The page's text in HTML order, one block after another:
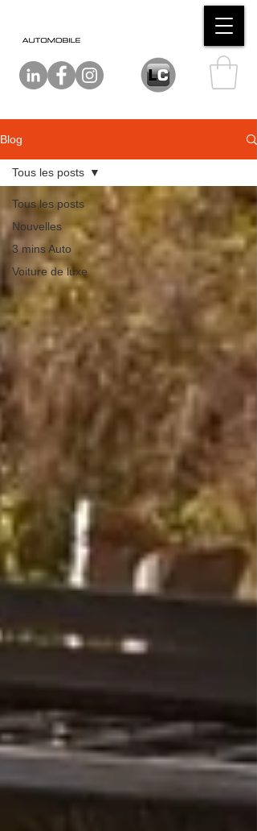
Blog
Tous les posts
Nouvelles
3 mins Auto
Voiture de luxe
Tous les posts